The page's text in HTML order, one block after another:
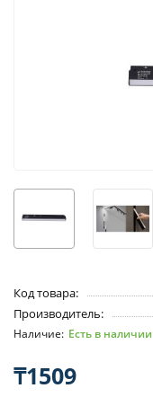
Код товара:
Производитель:
Есть в наличии
₸1509